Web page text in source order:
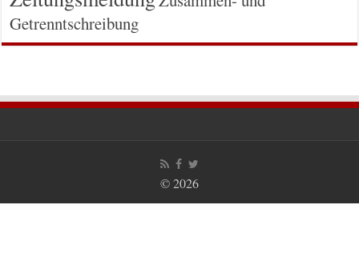
Getrenntschreibung
© 2026